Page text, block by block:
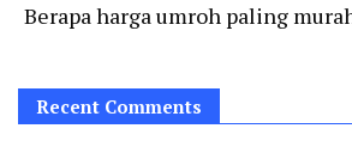
Berapa harga umroh paling
Recent Comments